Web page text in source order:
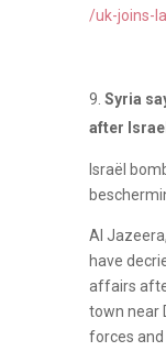
/uk-joins-
Syria
after
Israël
Al
have
affairs
town near
forces